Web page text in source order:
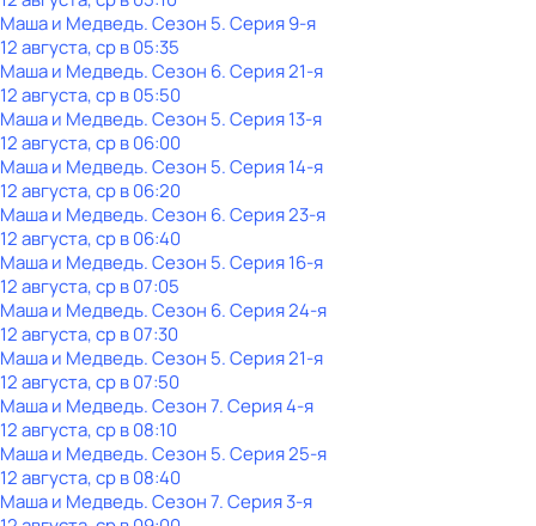
Маша и Медведь. Сезон 5. Серия 9-я
12 августа, ср в 05:35
Маша и Медведь. Сезон 6. Серия 21-я
12 августа, ср в 05:50
Маша и Медведь. Сезон 5. Серия 13-я
12 августа, ср в 06:00
Маша и Медведь. Сезон 5. Серия 14-я
12 августа, ср в 06:20
Маша и Медведь. Сезон 6. Серия 23-я
12 августа, ср в 06:40
Маша и Медведь. Сезон 5. Серия 16-я
12 августа, ср в 07:05
Маша и Медведь. Сезон 6. Серия 24-я
12 августа, ср в 07:30
Маша и Медведь. Сезон 5. Серия 21-я
12 августа, ср в 07:50
Маша и Медведь. Сезон 7. Серия 4-я
12 августа, ср в 08:10
Маша и Медведь. Сезон 5. Серия 25-я
12 августа, ср в 08:40
Маша и Медведь. Сезон 7. Серия 3-я